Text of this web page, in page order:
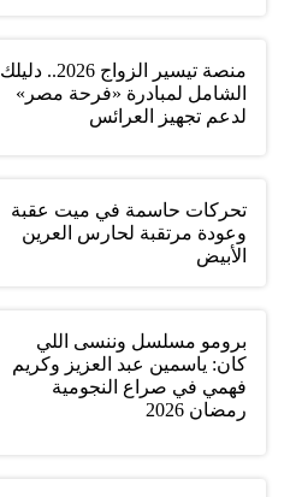
منصة تيسير الزواج 2026.. دليلك
الشامل لمبادرة «فرحة مصر»
لدعم تجهيز العرائس
تحركات حاسمة في ميت عقبة
وعودة مرتقبة لحارس العرين
الأبيض
برومو مسلسل وننسى اللي
كان: ياسمين عبد العزيز وكريم
فهمي في صراع النجومية
رمضان 2026